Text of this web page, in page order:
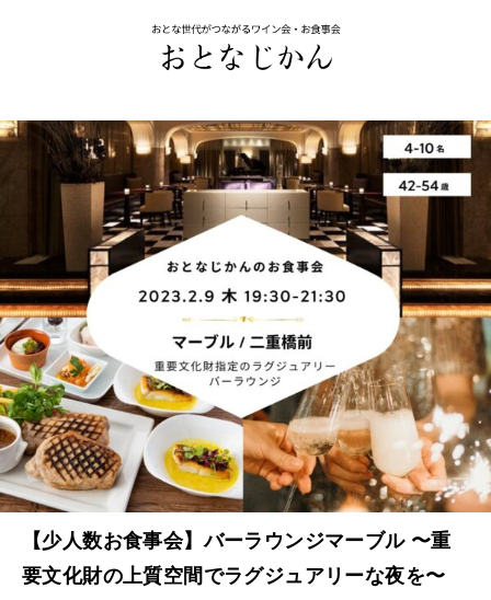
【少人数お食事会】バーラウンジマーブル 〜重
要文化財の上質空間でラグジュアリーな夜を〜